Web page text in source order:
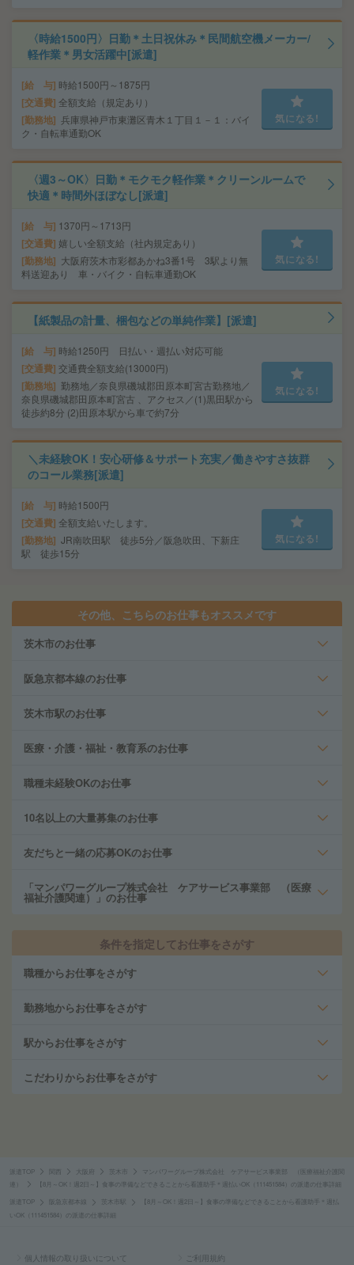
〈時給1500円〉日勤＊土日祝休み＊民間航空機メーカー/
軽作業＊男女活躍中[派遣]
給 与 時給1500円～1875円
交通費 全額支給（規定あり）
勤務地 兵庫県神戸市東灘区青木１丁目１－１：バイ
ク・自転車通勤OK
気になる!
〈週3～OK〉日勤＊モクモク軽作業＊クリーンルームで
快適＊時間外ほぼなし[派遣]
給 与 1370円～1713円
交通費 嬉しい全額支給（社内規定あり）
勤務地
大阪府茨木市彩都あかね3番1号 3駅より無
料送迎あり 車・バイク・自転車通勤OK
気になる!
【紙製品の計量、梱包などの単純作業】[派遣]
給 与 時給1250円 日払い・週払い対応可能
交通費 交通費全額支給(13000円)
勤務地 勤務地／奈良県磯城郡田原本町宮古勤務地／
奈良県磯城郡田原本町宮古 、アクセス／(1)黒田駅から
徒歩約8分 (2)田原本駅から車で約7分
気になる!
＼未経験OK！安心研修＆サポート充実／働きやすさ抜群
のコール業務[派遣]
給 与 時給1500円
交通費 全額支給いたします。
勤務地 JR南吹田駅 徒歩5分／阪急吹田、下新庄
駅 徒歩15分
気になる!
その他、こちらのお仕事もオススメです
茨木市のお仕事
阪急京都本線のお仕事
茨木市駅のお仕事
医療・介護・福祉・教育系のお仕事
職種未経験OKのお仕事
10名以上の大量募集のお仕事
友だちと一緒の応募OKのお仕事
「マンパワーグループ株式会社 ケアサービス事業部 （医療
福祉介護関連）」のお仕事
条件を指定してお仕事をさがす
職種からお仕事をさがす
勤務地からお仕事をさがす
駅からお仕事をさがす
こだわりからお仕事をさがす
派遣TOP 関西 大阪府 茨木市
マンパワーグループ株式会社 ケアサービス事業部 （医療福祉介護関
連）
【8月～OK！週2日～】食事の準備などできることから看護助手＊週払いOK（111451584）の派遣の仕事詳細
派遣TOP 阪急京都本線 茨木市駅
【8月～OK！週2日～】食事の準備などできることから看護助手＊週払
いOK（111451584）の派遣の仕事詳細
個人情報の取り扱いについて ご利用規約